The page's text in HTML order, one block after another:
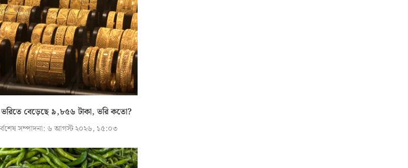
ভরিতে বেড়েছে ৯,৮৫৬ টাকা, ভরি কতো?
সম্পাদনা: ৬ আগস্ট ২০২৬, ১৫:০৩